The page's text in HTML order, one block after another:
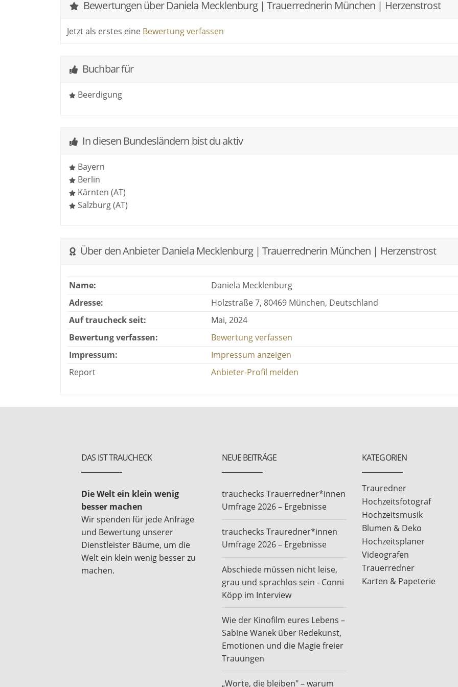
Bewertungen über Daniela Mecklenburg | Trauerrednerin München | Herzenstrost
Jetzt als erstes eine Bewertung verfassen
Buchbar für
Beerdigung
In diesen Bundesländern bist du aktiv
Bayern
Berlin
Kärnten (AT)
Salzburg (AT)
Über den Anbieter Daniela Mecklenburg | Trauerrednerin München | Herzenstrost
Name:
Daniela Mecklenburg
Adresse:
Holzstraße 7, 80469 München, Deutschland
Auf traucheck seit:
Mai, 2024
Bewertung verfassen:
Bewertung verfassen
Impressum:
Impressum anzeigen
Report
Anbieter-Profil melden
DAS IST TRAUCHECK
Die Welt ein klein wenig
besser machen
Wir spenden für jede Anfrage
und Bewertung unserer
Dienstleister Bäume, um die
Welt ein klein wenig besser zu
machen.
NEUE BEITRÄGE
trauchecks Trauerredner*innen
Umfrage 2026 – Ergebnisse
trauchecks Trauredner*innen
Umfrage 2026 – Ergebnisse
Abschiede müssen nicht leise,
grau und sprachlos sein - Conni
Köpp im Interview
Wie der Kinofilm eures Lebens –
Sabine Wanek über Redekunst,
Emotionen und die Magie freier
Trauungen
„Worte, die bleiben" – warum
KATEGORIEN
Trauredner
Hochzeitsfotograf
Hochzeitsmusik
Blumen & Deko
Hochzeitsplaner
Videografen
Trauerredner
Karten & Papeterie